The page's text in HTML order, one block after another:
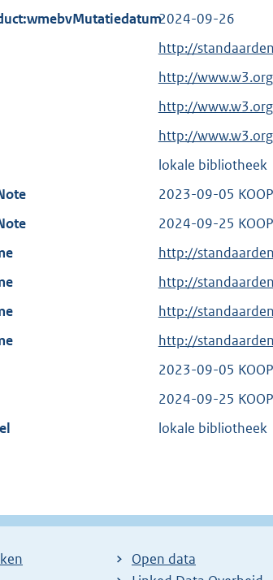
2024-09-26
http://
E
x
e
r
n
l
i
n
:
http://
E
x
e
r
n
l
i
n
:
http://
E
x
e
r
n
l
i
n
:
http://
lokale bibliotheek
2023-09-05
2024-09-25
http://
http://
http://
http://
2023-09-05
2024-09-25
lokale bibliotheek
Open data